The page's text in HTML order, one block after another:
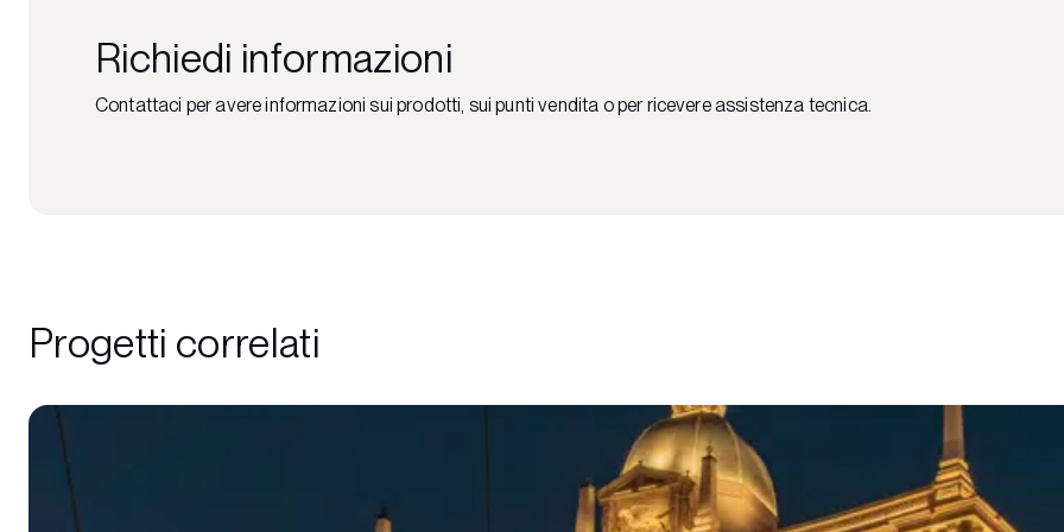
Richiedi informazioni
Contattaci per avere informazioni sui prodotti, sui punti vendita o per ricevere assistenza tecnica.
Progetti correlati